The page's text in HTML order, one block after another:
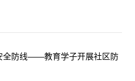
全防线——教育学子开展社区防